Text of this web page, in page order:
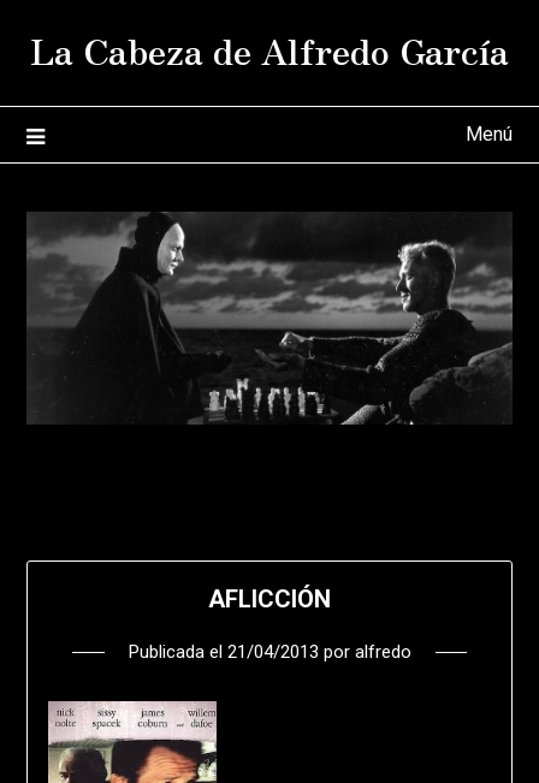
La Cabeza de Alfredo García
Menú
AFLICCIÓN
Publicada el 21/04/2013 por alfredo